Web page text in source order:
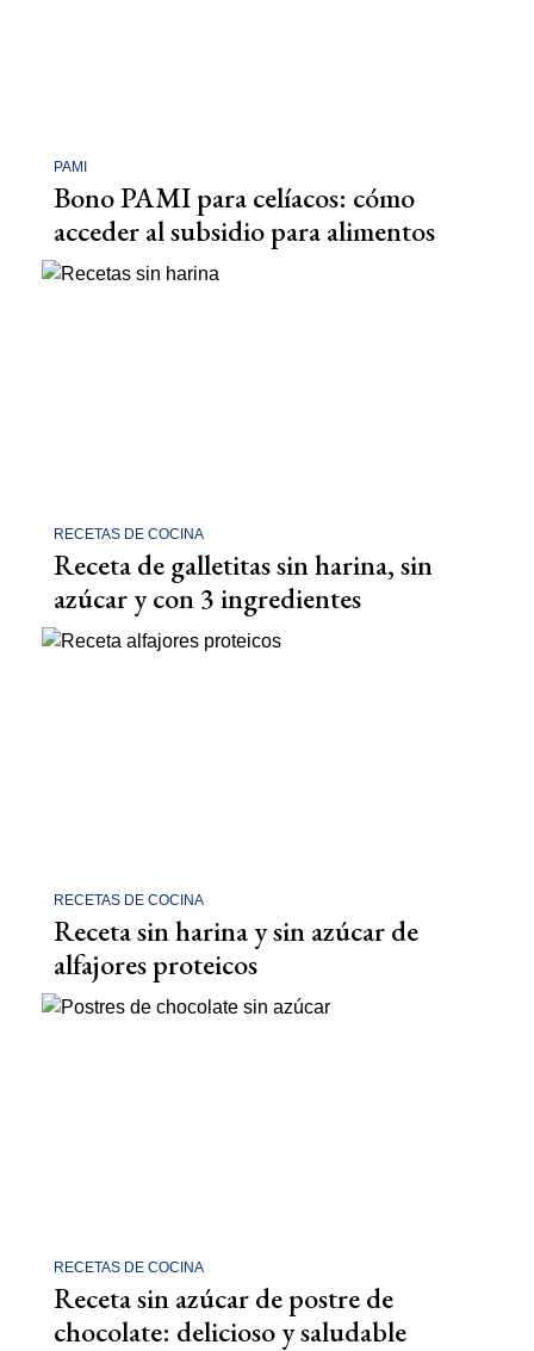
PAMI
Bono PAMI para celíacos: cómo
acceder al subsidio para alimentos
RECETAS DE COCINA
Receta de galletitas sin harina, sin
azúcar y con 3 ingredientes
RECETAS DE COCINA
Receta sin harina y sin azúcar de
alfajores proteicos
RECETAS DE COCINA
Receta sin azúcar de postre de
chocolate: delicioso y saludable